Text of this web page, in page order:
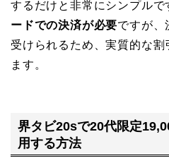
するだけと非常にシンプルで
ードでの決済が必要ですが、
受けられるため、実質的な割
ます。
界タビ20sで20代限定
用する方法